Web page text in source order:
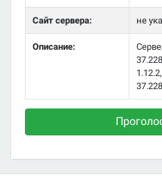
Сайт сервера: не
Описание: